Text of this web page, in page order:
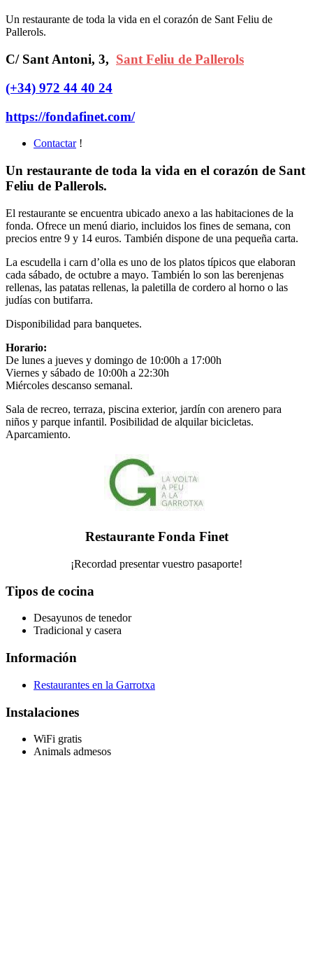
Un restaurante de toda la vida en el corazón de Sant Feliu de
Pallerols.
C/ Sant Antoni, 3, Sant Feliu de Pallerols
(+34) 972 44 40 24
https://fondafinet.com/
Contactar !
Un restaurante de toda la vida en el corazón de Sant
Feliu de Pallerols.
El restaurante se encuentra ubicado anexo a las habitaciones de la
fonda. Ofrece un menú diario, incluidos los fines de semana, con
precios entre 9 y 14 euros. También dispone de una pequeña carta.
La escudella i carn d’olla es uno de los platos típicos que elaboran
cada sábado, de octubre a mayo. También lo son las berenjenas
rellenas, las patatas rellenas, la paletilla de cordero al horno o las
judías con butifarra.
Disponibilidad para banquetes.
Horario:
De lunes a jueves y domingo de 10:00h a 17:00h
Viernes y sábado de 10:00h a 22:30h
Miércoles descanso semanal.
Sala de recreo, terraza, piscina exterior, jardín con arenero para
niños y parque infantil. Posibilidad de alquilar bicicletas.
Aparcamiento.
Restaurante Fonda Finet
¡Recordad presentar vuestro pasaporte!
Tipos de cocina
Desayunos de tenedor
Tradicional y casera
Información
Restaurantes en la Garrotxa
Instalaciones
WiFi gratis
Animals admesos